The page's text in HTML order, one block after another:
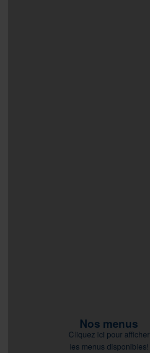
Nos menus
Cliquez ici pour afficher
les menus disponibles!